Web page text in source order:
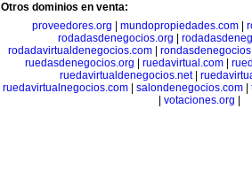
Otros dominios en venta:
proveedores.org
mundopropiedades.com
rodadasdenegocios.org
rodadavirtualdenegocios.com|
ruedasdenegocios.org
ruedavirtual.com|
ruedavirtualdenegocios.net|
ruedavirtualnegocios.com| salondenegocios.com|
votaciones.org